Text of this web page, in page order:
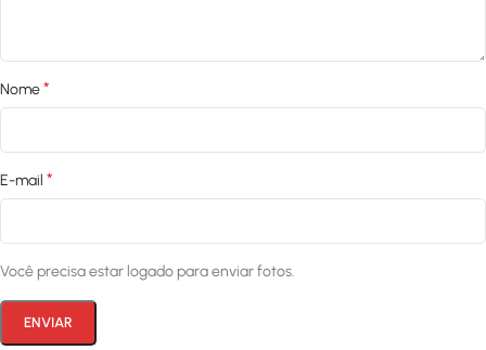
Nome*
E-mail *
Você precisa estar logado para enviar fotos.